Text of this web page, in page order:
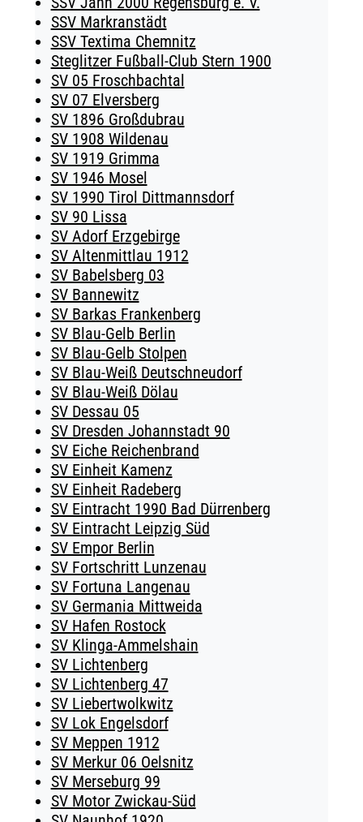
SSV Markranstädt
SSV Textima Chemnitz
Steglitzer Fußball-Club Stern 1900
SV 05 Froschbachtal
SV 07 Elversberg
SV 1896 Großdubrau
SV 1908 Wildenau
SV 1919 Grimma
SV 1946 Mosel
SV 1990 Tirol Dittmannsdorf
SV 90 Lissa
SV Adorf Erzgebirge
SV Altenmittlau 1912
SV Babelsberg 03
SV Bannewitz
SV Barkas Frankenberg
SV Blau-Gelb Berlin
SV Blau-Gelb Stolpen
SV Blau-Weiß Deutschneudorf
SV Blau-Weiß Dölau
SV Dessau 05
SV Dresden Johannstadt 90
SV Eiche Reichenbrand
SV Einheit Kamenz
SV Einheit Radeberg
SV Eintracht 1990 Bad Dürrenberg
SV Eintracht Leipzig Süd
SV Empor Berlin
SV Fortschritt Lunzenau
SV Fortuna Langenau
SV Germania Mittweida
SV Hafen Rostock
SV Klinga-Ammelshain
SV Lichtenberg
SV Lichtenberg 47
SV Liebertwolkwitz
SV Lok Engelsdorf
SV Meppen 1912
SV Merkur 06 Oelsnitz
SV Merseburg 99
SV Motor Zwickau-Süd